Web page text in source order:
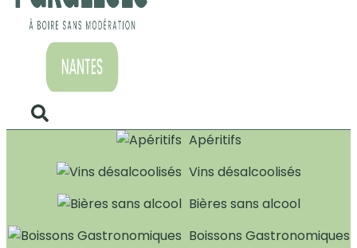
Apéritifs
Vins désalcoolisés
Bières sans alcool
Boissons Gastronomiques